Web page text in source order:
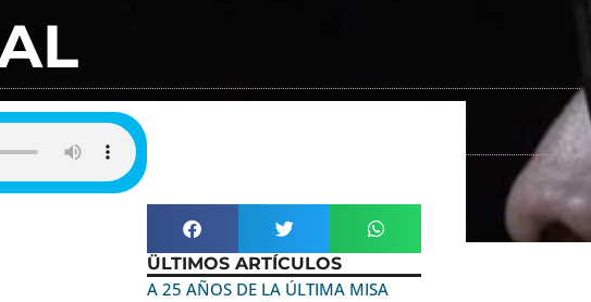
ÜLTIMOS ARTÍCULOS
A 25 AÑOS DE LA ÚLTIMA MISA